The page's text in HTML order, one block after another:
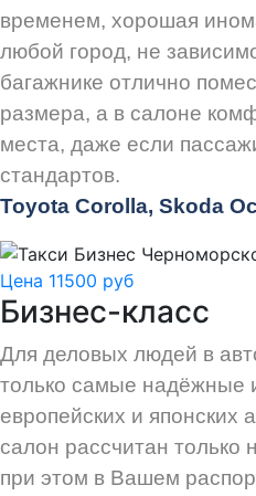
временем, хорошая
любой город, не
багажнике отлично
размера, а в салоне
места, даже если
стандартов.
Toyota Corolla, Skoda
Цена 11500 руб
Бизнес-класс
Для деловых людей в
только самые надёжные
европейских и
салон рассчитан только
при этом в Вашем